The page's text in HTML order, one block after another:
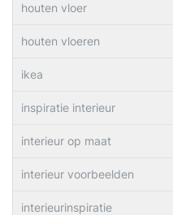
houten vloer
houten vloeren
ikea
inspiratie interieur
interieur op maat
interieur voorbeelden
interieurinspiratie